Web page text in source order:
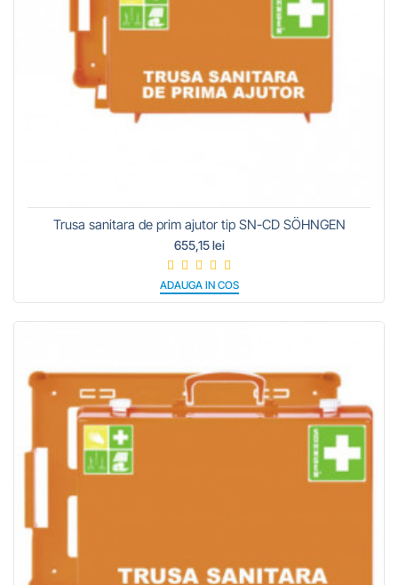
Trusa sanitara de prim ajutor tip SN-CD SÖHNGEN
655,15 lei
ADAUGA IN COS